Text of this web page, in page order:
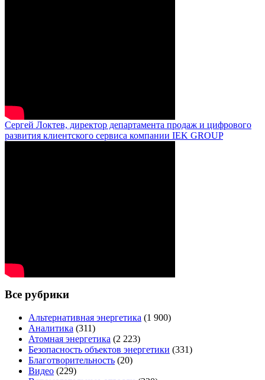
Сергей Локтев, директор департамента продаж и цифрового
развития клиентского сервиса компании IEK GROUP
Все рубрики
Альтернативная энергетика (1 900)
Аналитика (311)
Атомная энергетика (2 223)
Безопасность объектов энергетики (331)
Благотворительность (20)
Видео (229)